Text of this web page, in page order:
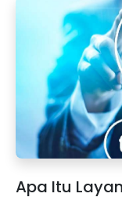
Apa Itu